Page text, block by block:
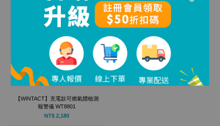
【WINTACT】充電款可燃氣體檢測
報警儀 WT8801
NT$ 2,180